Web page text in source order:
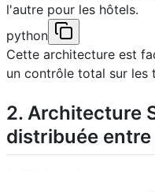
l'autre pour les hôtels.
python
Cette architecture est
un contrôle total sur les
2. Architecture
distribuée